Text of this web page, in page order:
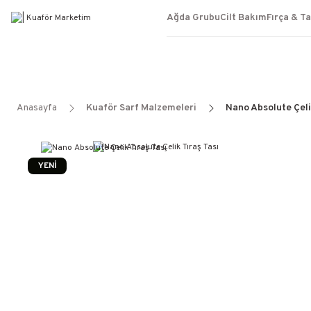
Ağda GrubuCilt BakımFırça &
Anasayfa Kuaför Sarf Malzemeleri Nano Absolute
YENİ